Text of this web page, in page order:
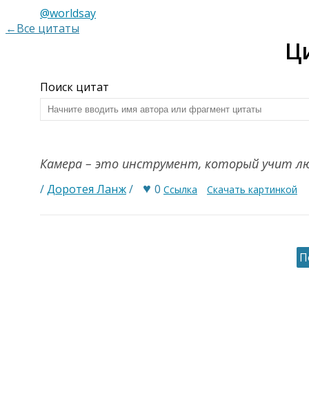
@worldsay
←Все цитаты
Поиск цитат
Камера – это инструмент, который учит
/Доротея Ланж/ ♥ 0 Ссылка Скачать картинкой